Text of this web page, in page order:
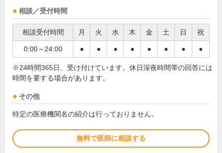
相談／受付時間
相談受付時間 月 火 水 木 金 土 日 祝
0:00～24:00 ● ● ● ● ● ● ● ●
※24時間365日、受け付けています。休日深夜時間帯の回答には
時間を要する場合があります。
その他
特定の医療機関名の紹介は行っておりません。
無料で医師に相談する